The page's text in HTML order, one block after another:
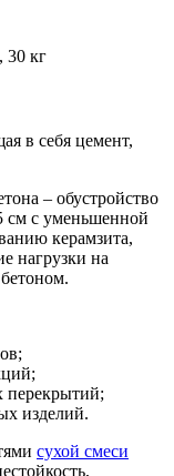
кг
в себя цемент,
– обустройство
см с уменьшенной
керамзита,
нагрузки на
перекрытий;
изделий.
сухой смеси